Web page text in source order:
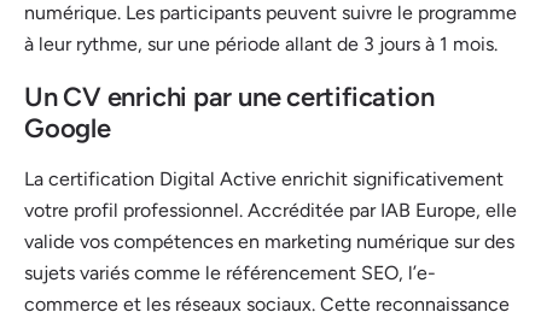
numérique. Les participants peuvent suivre le programme
à leur rythme, sur une période allant de 3 jours à 1 mois.
Un CV enrichi par une certification
Google
La certification Digital Active enrichit significativement
votre profil professionnel. Accréditée par IAB Europe, elle
valide vos compétences en marketing numérique sur des
sujets variés comme le référencement SEO, l’e-
commerce et les réseaux sociaux. Cette reconnaissance